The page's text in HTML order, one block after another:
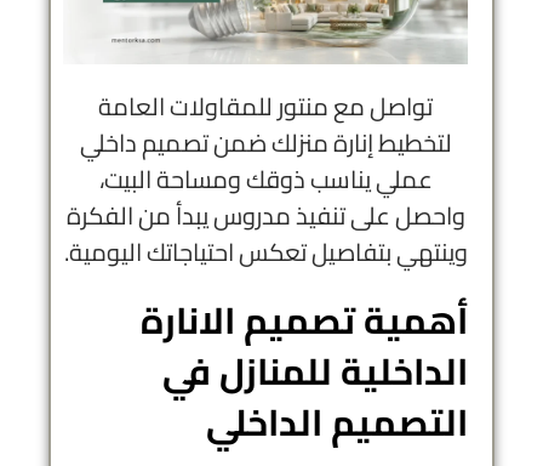
تواصل مع منتور للمقاولات العامة
لتخطيط إنارة منزلك ضمن تصميم داخلي
عملي يناسب ذوقك ومساحة البيت،
واحصل على تنفيذ مدروس يبدأ من الفكرة
وينتهي بتفاصيل تعكس احتياجاتك اليومية.
أهمية تصميم الانارة
الداخلية للمنازل في
التصميم الداخلي